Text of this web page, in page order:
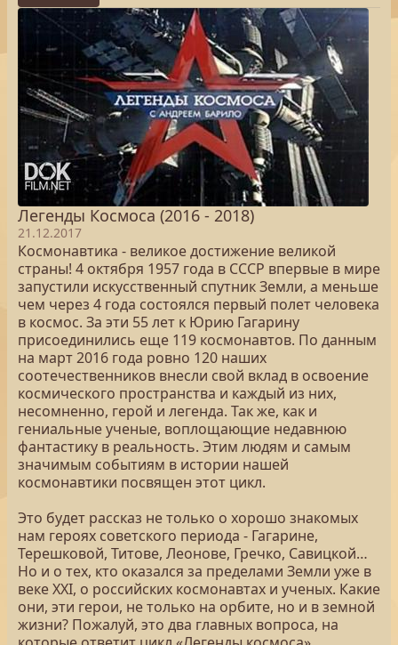
Легенды Космоса (2016 - 2018)
21.12.2017
Космонавтика - великое достижение великой
страны! 4 октября 1957 года в СССР впервые в мире
запустили искусственный спутник Земли, а меньше
чем через 4 года состоялся первый полет человека
в космос. За эти 55 лет к Юрию Гагарину
присоединились еще 119 космонавтов. По данным
на март 2016 года ровно 120 наших
соотечественников внесли свой вклад в освоение
космического пространства и каждый из них,
несомненно, герой и легенда. Так же, как и
гениальные ученые, воплощающие недавнюю
фантастику в реальность. Этим людям и самым
значимым событиям в истории нашей
космонавтики посвящен этот цикл.
Это будет рассказ не только о хорошо знакомых
нам героях советского периода - Гагарине,
Терешковой, Титове, Леонове, Гречко, Савицкой…
Но и о тех, кто оказался за пределами Земли уже в
веке XXI, о российских космонавтах и ученых. Какие
они, эти герои, не только на орбите, но и в земной
жизни? Пожалуй, это два главных вопроса, на